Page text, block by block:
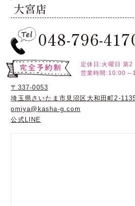
大宮店
048-796-
定休日:火曜日 第2
営業時間:10:00～
〒337-0053
埼玉県さいたま市見沼区大和田町2-
omiya@kasha-g.com
公式LINE